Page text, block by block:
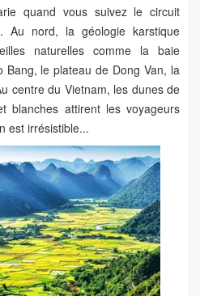
quand vous suivez le circuit
Au nord, la géologie karstique
naturelles comme la baie
Bang, le plateau de Dong Van, la
centre du Vietnam, les dunes de
blanches attirent les voyageurs
est irrésistible...